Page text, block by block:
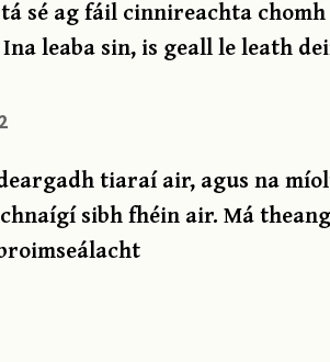
sé ag fáil cinnireachta
leaba sin, is geall le leath
2
tiaraí air, agus na
sibh fhéin air. Má